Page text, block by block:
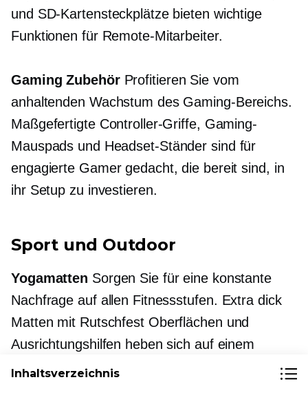
und SD-Kartensteckplätze bieten wichtige
Funktionen für Remote-Mitarbeiter.
Gaming ZubehörProfitieren Sie vom
anhaltenden Wachstum des Gaming-Bereichs.
Maßgefertigte Controller-Griffe, Gaming-
Mauspads und Headset-Ständer sind für
engagierte Gamer gedacht, die bereit sind, in
ihr Setup zu investieren.
Sport und Outdoor
Yogamatten Sorgen Sie für eine konstante
Nachfrage auf allen Fitnessstufen. Extra dick
Matten mit RutschfestOberflächen und
Ausrichtungshilfen heben sich auf einem
überfüllten Markt ab.
Inhaltsverzeichnis